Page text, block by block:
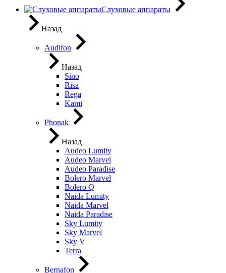
Слуховые аппараты
Назад
Audifon
Назад
Sino
Risa
Rega
Kami
Phonak
Назад
Audeo Lumity
Audeo Marvel
Audeo Paradise
Bolero Marvel
Bolero Q
Naida Lumity
Naida Marvel
Naida Paradise
Sky Lumity
Sky Marvel
Sky V
Terra
Bernafon